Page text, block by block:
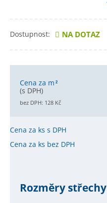
Dostupnost: NA DOTAZ
Cena za m 2
(s DPH)
bez DPH: 128 Kč
Cena za ks s DPH
Cena za ks bez DPH
Rozměry střechy